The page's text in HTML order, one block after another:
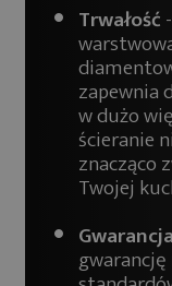
Trwałość
zapewnia
w dużo
ścieranie
znacząco
Twojej
Gwarancja